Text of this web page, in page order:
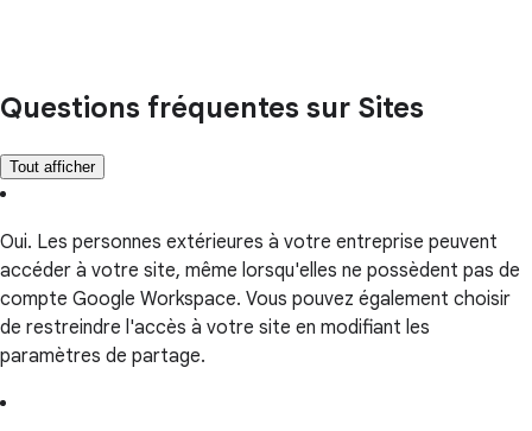
Questions fréquentes sur Sites
Tout afficher
Oui. Les personnes extérieures à votre entreprise peuvent
accéder à votre site, même lorsqu'elles ne possèdent pas de
compte Google Workspace. Vous pouvez également choisir
de restreindre l'accès à votre site en modifiant les
paramètres de partage.